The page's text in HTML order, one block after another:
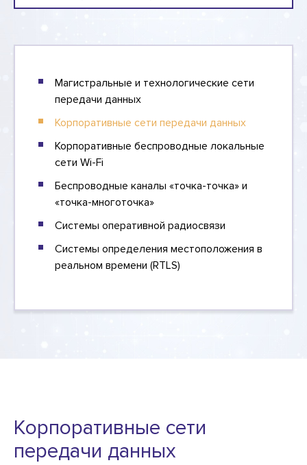
Магистральные и технологические сети
передачи данных
Корпоративные сети передачи данных
Корпоративные беспроводные локальные
сети Wi-Fi
Беспроводные каналы «точка-точка» и
«точка-многоточка»
Системы оперативной радиосвязи
Системы определения местоположения в
реальном времени (RTLS)
Корпоративные сети
передачи данных